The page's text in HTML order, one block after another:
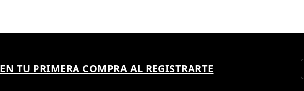
EN TU PRIMERA COMPRA AL REGISTRARTE